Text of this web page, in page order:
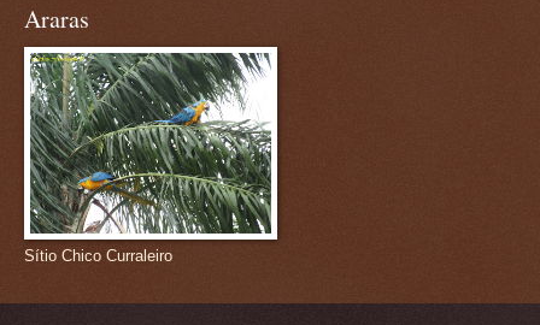
Araras
Sítio Chico Curraleiro